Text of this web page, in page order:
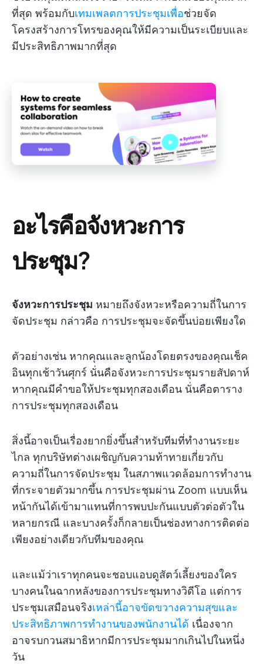
ที่สุด พร้อมกับเทมเพลตการประชุมเพื่อช่วยจัด
โครงสร้างการโทรของคุณให้มีความเป็นระเบียบและ
มีประสิทธิภาพมากที่สุด
อะไรคือจังหวะการ
ประชุม?
จังหวะการประชุม หมายถึงจังหวะหรือความถี่ในการ
จัดประชุม กล่าวคือ การประชุมจะจัดขึ้นบ่อยเพียงใด
ตัวอย่างเช่น หากคุณและลูกน้องโดยตรงของคุณเช็ค
อินทุกเช้าวันศุกร์ นั่นคือจังหวะการประชุมรายสัปดาห์
หากคุณมีคำขอให้ประชุมทุกสองเดือน นั่นคือตาราง
การประชุมทุกสองเดือน
สิ่งนี้อาจเป็นเรื่องยากยิ่งขึ้นสำหรับทีมที่ทำงานระยะ
ไกล ทุกบริษัทต่างเผชิญกับความท้าทายเกี่ยวกับ
ความถี่ในการจัดประชุม ในสภาพแวดล้อมการทำงาน
ที่กระจายตัวมากขึ้น การประชุมผ่าน Zoom แบบเห็น
หน้ากันได้เข้ามาแทนที่การพบปะกันแบบตัวต่อตัวใน
หลายกรณี และบางครั้งก็กลายเป็นช่องทางการติดต่อ
เพียงอย่างเดียวกับทีมของคุณ
และแม้ว่าเราทุกคนจะชอบแอบดูสัตว์เลี้ยงของใคร
บางคนในฉากหลังของการประชุมทางวิดีโอ แต่การ
ประชุมเสมือนจริงเหล่านี้อาจขัดขวางความสุขและ
ประสิทธิภาพการทำงานของพนักงานได้ เนื่องจาก
อาจรบกวนสมาธิหากมีการประชุมมากเกินไปในหนึ่ง
วัน